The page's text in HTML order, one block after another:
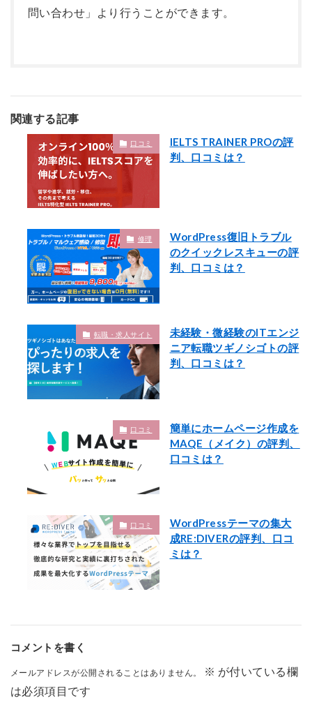
問い合わせ」より行うことができます。
関連する記事
口コミ
IELTS TRAINER PROの評
判、口コミは？
修理
WordPress復旧トラブル
のクイックレスキューの評
判、口コミは？
転職・求人サイト
未経験・微経験のITエンジ
ニア転職ツギノシゴトの評
判、口コミは？
口コミ
簡単にホームページ作成を
MAQE（メイク）の評判、
口コミは？
口コミ
WordPressテーマの集大
成RE:DIVERの評判、口コ
ミは？
コメントを書く
メールアドレスが公開されることはありません。 ※ が付いている欄
は必須項目です